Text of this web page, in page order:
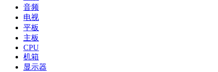
音频
电视
平板
主板
CPU
机箱
显示器